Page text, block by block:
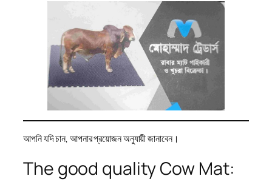
আপনি যদি চান, আপনার প্রয়োজন অনুযায়ী জানাবেন।
The good quality Cow Mat: